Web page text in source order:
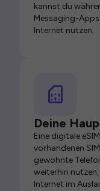
kannst du
Messaging-
Internet nutzen.
Deine
Eine digitale
vorhandenen
gewohnte
weiterhin
Internet im